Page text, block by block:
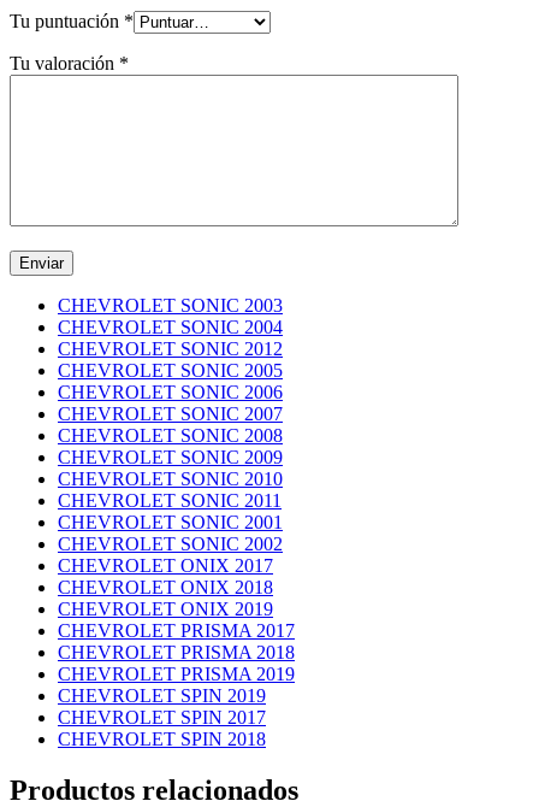
Tu puntuación *
Tu valoración *
CHEVROLET SONIC 2003
CHEVROLET SONIC 2004
CHEVROLET SONIC 2012
CHEVROLET SONIC 2005
CHEVROLET SONIC 2006
CHEVROLET SONIC 2007
CHEVROLET SONIC 2008
CHEVROLET SONIC 2009
CHEVROLET SONIC 2010
CHEVROLET SONIC 2011
CHEVROLET SONIC 2001
CHEVROLET SONIC 2002
CHEVROLET ONIX 2017
CHEVROLET ONIX 2018
CHEVROLET ONIX 2019
CHEVROLET PRISMA 2017
CHEVROLET PRISMA 2018
CHEVROLET PRISMA 2019
CHEVROLET SPIN 2019
CHEVROLET SPIN 2017
CHEVROLET SPIN 2018
Productos relacionados